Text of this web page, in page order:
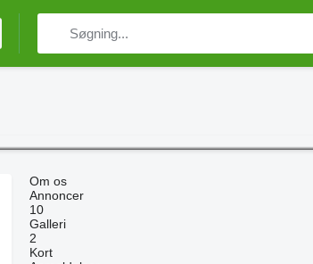
Om os
Annoncer
10
Galleri
2
Kort